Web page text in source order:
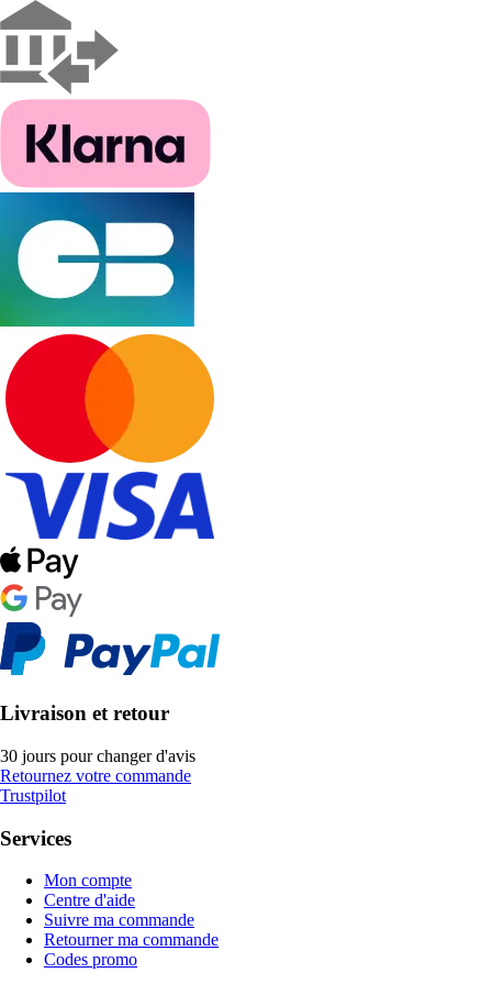
Livraison et retour
30 jours pour changer d'avis
Retournez votre commande
Trustpilot
Services
Mon compte
Centre d'aide
Suivre ma commande
Retourner ma commande
Codes promo